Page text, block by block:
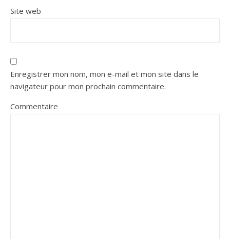
Site web
Enregistrer mon nom, mon e-mail et mon site dans le
navigateur pour mon prochain commentaire.
Commentaire